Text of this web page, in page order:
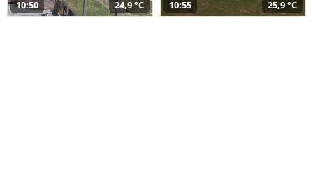
10:50 24,9 °C 10:55 25,9 °C